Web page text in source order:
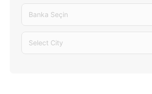
Banka Seçin
Select City